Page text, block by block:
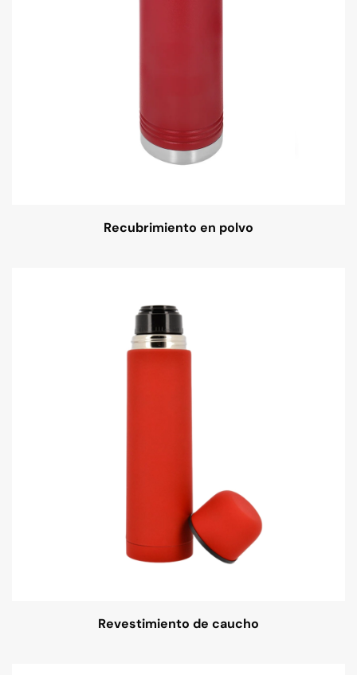
Recubrimiento en polvo
Revestimiento de caucho